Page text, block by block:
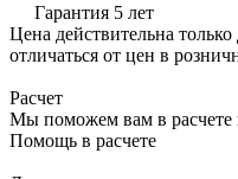
Гарантия 5 лет
Цена действительна
отличаться от цен в
Расчет
Мы поможем вам в расчете
Помощь в расчете